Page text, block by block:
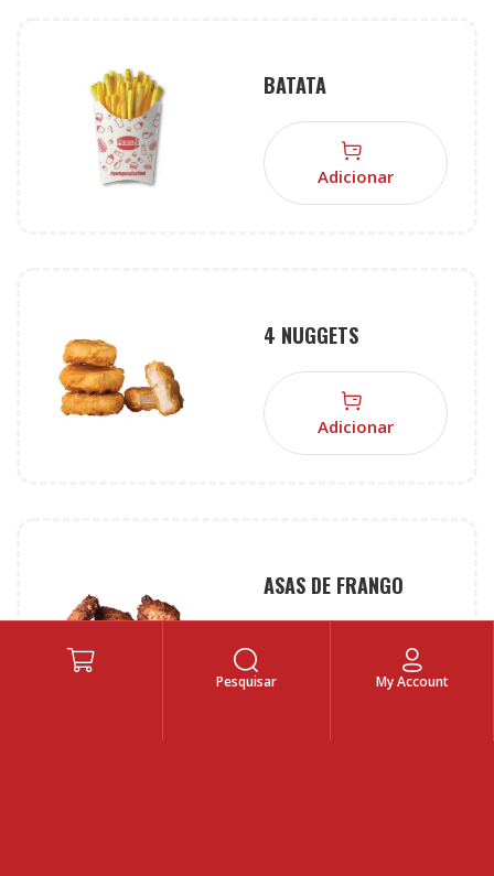
BATATA
Adicionar
4 NUGGETS
Adicionar
ASAS DE FRANGO
Adicionar
Pesquisar My Account